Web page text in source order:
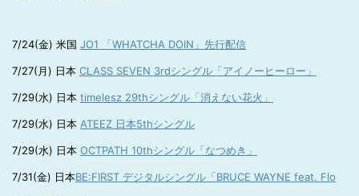
7/24(金) 米国 JO1 「WHATCHA DOIN」先行配信
7/27(月) 日本 CLASS SEVEN 3rdシングル「アイノーヒーロー」
7/29(水) 日本 timelesz 29thシングル「消えない花火」
7/29(水) 日本 ATEEZ 日本5thシングル
7/29(水) 日本 OCTPATH 10thシングル「なつめき」
7/31(金) 日本BE:FIRST デジタルシングル「BRUCE WAYNE feat. Flo